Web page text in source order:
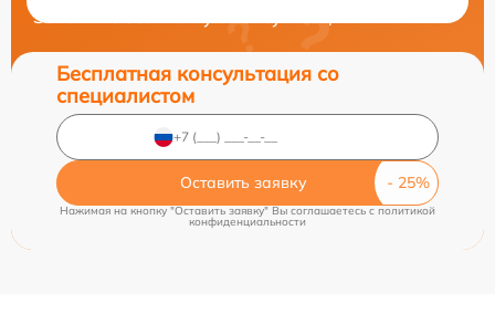
Закажите бесплатную консультацию
Бесплатная консультация со
специалистом
Оставить заявку
Нажимая на кнопку "Оставить заявку" Вы соглашаетесь cполитикой
конфиденциальности